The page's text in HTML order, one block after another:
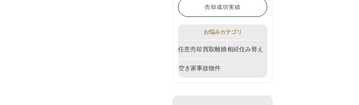
売却成功実績
お悩みカテゴリ
任意売却 買取離婚相続住み替え
空き家事故物件